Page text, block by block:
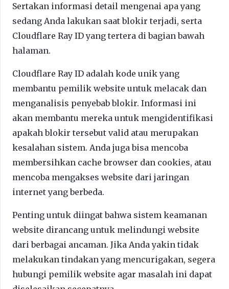
Sertakan informasi detail mengenai apa yang
sedang Anda lakukan saat blokir terjadi, serta
Cloudflare Ray ID yang tertera di bagian bawah
halaman.
Cloudflare Ray ID adalah kode unik yang
membantu pemilik website untuk melacak dan
menganalisis penyebab blokir. Informasi ini
akan membantu mereka untuk mengidentifikasi
apakah blokir tersebut valid atau merupakan
kesalahan sistem. Anda juga bisa mencoba
membersihkan cache browser dan cookies, atau
mencoba mengakses website dari jaringan
internet yang berbeda.
Penting untuk diingat bahwa sistem keamanan
website dirancang untuk melindungi website
dari berbagai ancaman. Jika Anda yakin tidak
melakukan tindakan yang mencurigakan, segera
hubungi pemilik website agar masalah ini dapat